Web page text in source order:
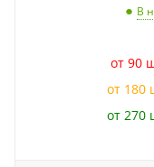
В
от 90
от 180
от 270